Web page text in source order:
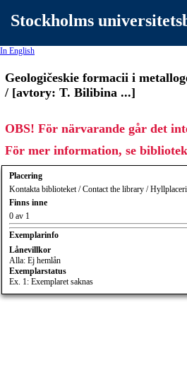
Stockholms
In English
Geologičeskie formacii i
/ [avtory: T. Bilibina ...]
OBS! För närvarande går det
För mer information, se
Placering
Kontakta biblioteket / Contact the library /
Finns inne
0 av 1
Exemplarinfo
Lånevillkor
Alla: Ej hemlån
Exemplarstatus
Ex. 1: Exemplaret saknas